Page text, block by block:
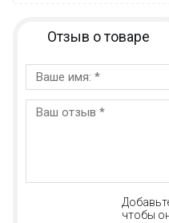
Отзыв о товаре
чтобы